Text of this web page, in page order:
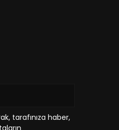
tarafınıza haber,